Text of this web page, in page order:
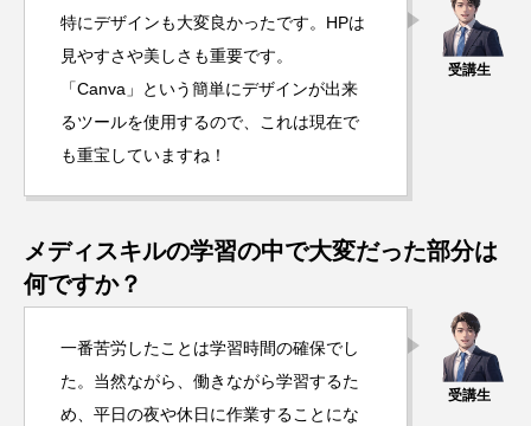
特にデザインも大変良かったです。HPは
見やすさや美しさも重要です。
「Canva」という簡単にデザインが出来
るツールを使用するので、これは現在で
も重宝していますね！
メディスキルの学習の中で大変だった部分は
何ですか？
一番苦労したことは学習時間の確保でし
た。当然ながら、働きながら学習するた
め、平日の夜や休日に作業することにな